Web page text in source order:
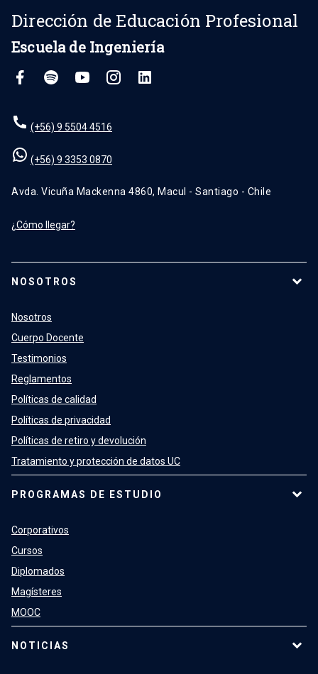
Dirección de Educación Profesional
Escuela de Ingeniería
(+56) 9 5504 4516
(+56) 9 3353 0870
Avda. Vicuña Mackenna 4860, Macul - Santiago - Chile
¿Cómo llegar?
NOSOTROS
Nosotros
Cuerpo Docente
Testimonios
Reglamentos
Políticas de calidad
Políticas de privacidad
Políticas de retiro y devolución
Tratamiento y protección de datos UC
PROGRAMAS DE ESTUDIO
Corporativos
Cursos
Diplomados
Magísteres
MOOC
NOTICIAS